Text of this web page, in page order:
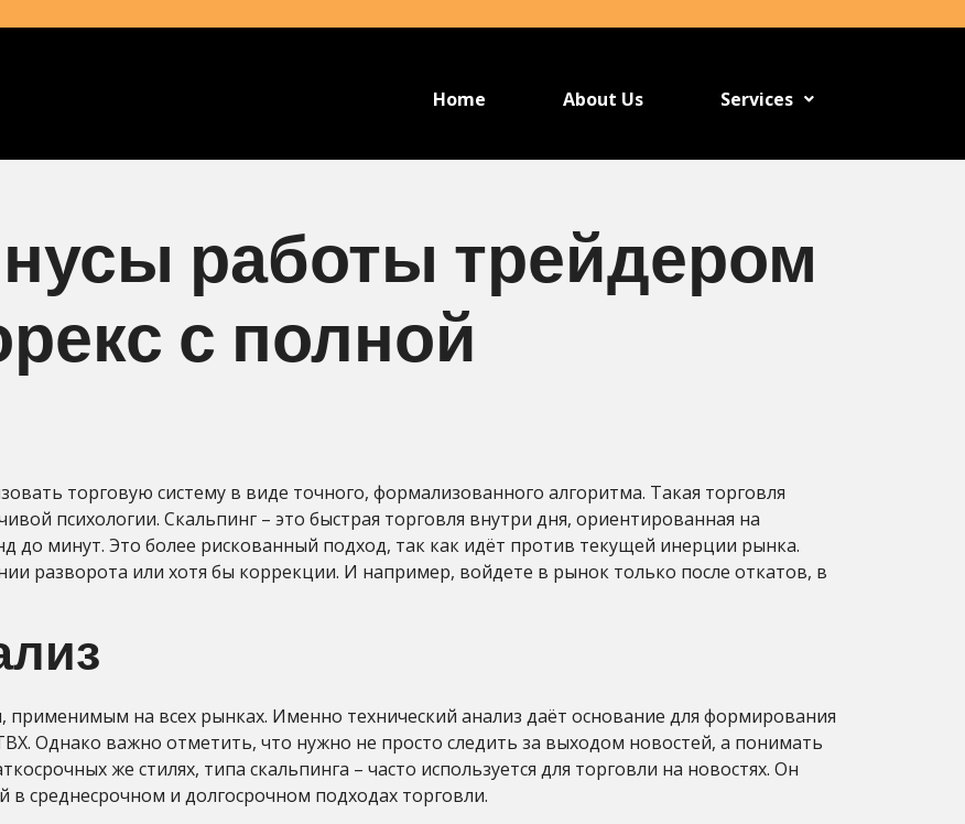
Home About Us Services
работы трейдером
с полной
торговую систему в виде точного, формализованного алгоритма. Такая торговля
психологии. Скальпинг – это быстрая торговля внутри дня, ориентированная на
до минут. Это более рискованный подход, так как идёт против текущей инерции рынка.
разворота или хотя бы коррекции. И например, войдете в рынок только после откатов, в
применимым на всех рынках. Именно технический анализ даёт основание для формирования
Однако важно отметить, что нужно не просто следить за выходом новостей, а понимать
же стилях, типа скальпинга – часто используется для торговли на новостях. Он
среднесрочном и долгосрочном подходах торговли.